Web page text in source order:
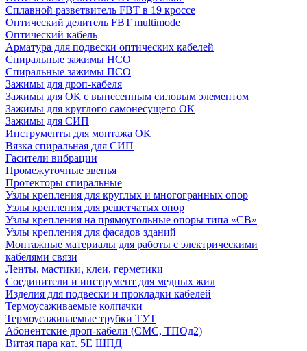
Сплавной разветвитель FBT в 19 кроссе
Оптический делитель FBT multimode
Оптический кабель
Арматура для подвески оптических кабелей
Спиральные зажимы НСО
Спиральные зажимы ПСО
Зажимы для дроп-кабеля
Зажимы для ОК с вынесенным силовым элементом
Зажимы для круглого самонесущего ОК
Зажимы для СИП
Инструменты для монтажа ОК
Вязка спиральная для СИП
Гасители вибрации
Промежуточные звенья
Протекторы спиральные
Узлы крепления для круглых и многогранных опор
Узлы крепления для решетчатых опор
Узлы крепления на прямоугольные опоры типа «СВ»
Узлы крепления для фасадов зданий
Монтажные материалы для работы с электрическими
кабелями связи
Ленты, мастики, клеи, герметики
Соединители и инструмент для медных жил
Изделия для подвески и прокладки кабелей
Термоусаживаемые колпачки
Термоусаживаемые трубки ТУТ
Абонентские дроп-кабели (СМС, ТПОд2)
Витая пара кат. 5Е ШПД